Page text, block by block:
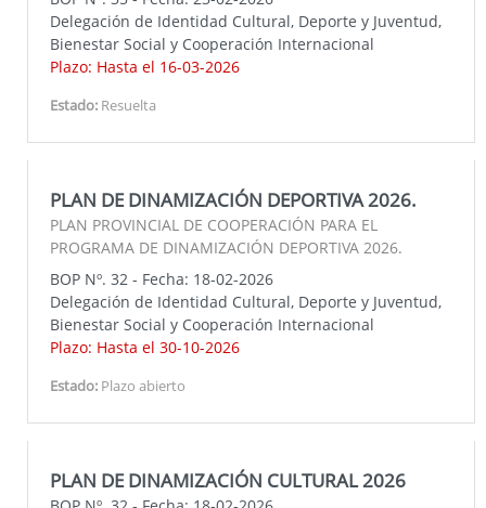
Delegación de Identidad Cultural, Deporte y Juventud,
Bienestar Social y Cooperación Internacional
Plazo: Hasta el 16-03-2026
Estado: Resuelta
PLAN DE DINAMIZACIÓN DEPORTIVA 2026.
PLAN PROVINCIAL DE COOPERACIÓN PARA EL
PROGRAMA DE DINAMIZACIÓN DEPORTIVA 2026.
BOP Nº. 32 - Fecha: 18-02-2026
Delegación de Identidad Cultural, Deporte y Juventud,
Bienestar Social y Cooperación Internacional
Plazo: Hasta el 30-10-2026
Estado: Plazo abierto
PLAN DE DINAMIZACIÓN CULTURAL 2026